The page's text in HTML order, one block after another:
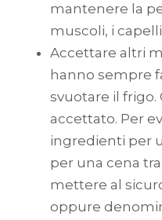
mantenere la
muscoli, i
Accettare altri
hanno sempre
svuotare il frigo.
accettato. Per
ingredienti per
per una cena
mettere al
oppure